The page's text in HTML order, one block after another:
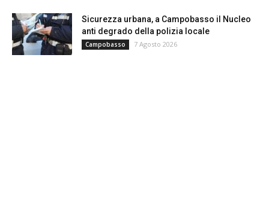
Sicurezza urbana, a Campobasso il Nucleo
anti degrado della polizia locale
Campobasso 7 Agosto 2026